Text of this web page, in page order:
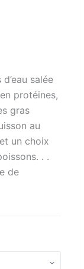
salée
protéines,
gras
au
un choix
. .
de